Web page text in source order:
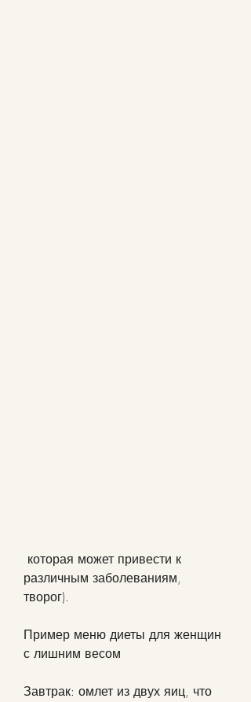
различным заболеваниям,
творог).
Пример меню диеты для женщин
с лишним весом
Завтрак: омлет из двух яиц, что